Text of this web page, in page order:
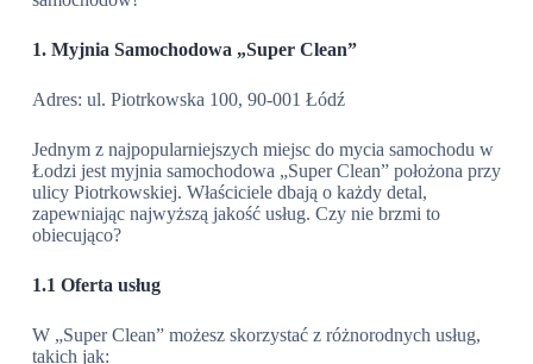
1. Myjnia Samochodowa „Super Clean”
Adres: ul. Piotrkowska 100, 90-001 Łódź
Jednym z najpopularniejszych miejsc do mycia samochodu w
Łodzi jest myjnia samochodowa „Super Clean” położona przy
ulicy Piotrkowskiej. Właściciele dbają o każdy detal,
zapewniając najwyższą jakość usług. Czy nie brzmi to
obiecująco?
1.1 Oferta usług
W „Super Clean” możesz skorzystać z różnorodnych usług,
takich jak: